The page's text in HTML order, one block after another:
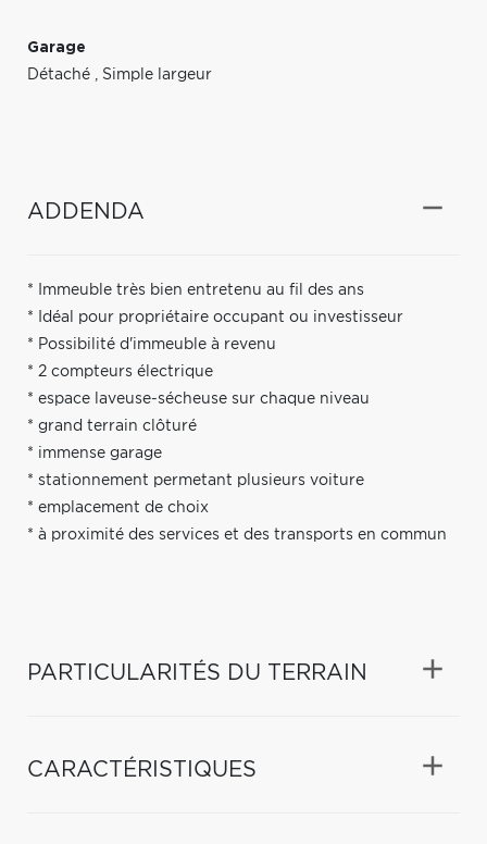
Garage
Détaché , Simple largeur
ADDENDA
* Immeuble très bien entretenu au fil des ans
* Idéal pour propriétaire occupant ou investisseur
* Possibilité d'immeuble à revenu
* 2 compteurs électrique
* espace laveuse-sécheuse sur chaque niveau
* grand terrain clôturé
* immense garage
* stationnement permetant plusieurs voiture
* emplacement de choix
* à proximité des services et des transports en commun
PARTICULARITÉS DU TERRAIN
CARACTÉRISTIQUES